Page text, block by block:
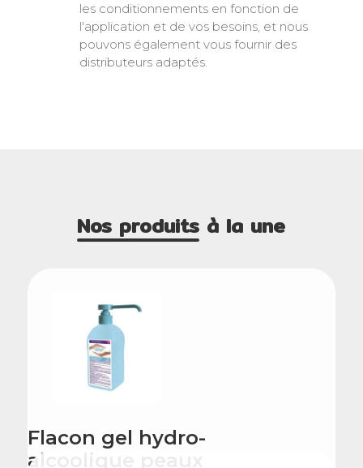
les conditionnements en fonction de
l'application et de vos besoins, et nous
pouvons également vous fournir des
distributeurs adaptés.
Nos produits à la une
Flacon gel hydro-
alcoolique peaux